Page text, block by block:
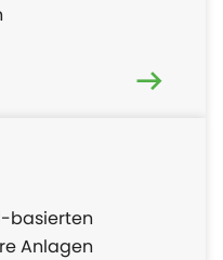
basierten
Anlagen